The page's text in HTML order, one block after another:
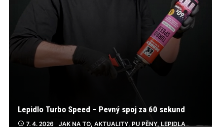
Lepidlo Turbo Speed – Pevný spoj za 60 sekund
7. 4. 2026 JAK NA TO, AKTUALITY, PU PĚNY, LEPIDLA